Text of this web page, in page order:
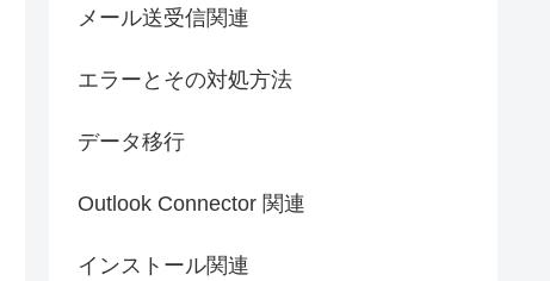
メール送受信関連
エラーとその対処方法
データ移行
Outlook Connector 関連
インストール関連